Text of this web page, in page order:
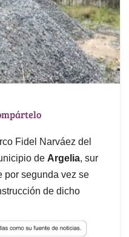
Fidel Narváez del
de Argelia, sur
por segunda vez se
de dicho